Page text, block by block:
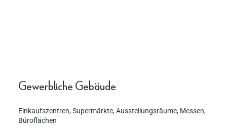
Gewerbliche Gebäude
Einkaufszentren, Supermärkte, Ausstellungsräume, Messen,
Büroflächen